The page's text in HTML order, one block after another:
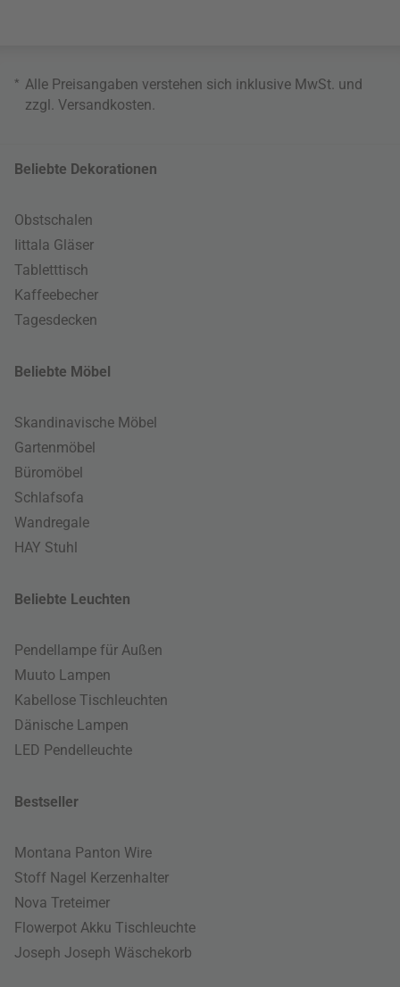
* Alle Preisangaben verstehen sich inklusive MwSt. und
zzgl. Versandkosten.
Beliebte Dekorationen
Obstschalen
Iittala Gläser
Tabletttisch
Kaffeebecher
Tagesdecken
Beliebte Möbel
Skandinavische Möbel
Gartenmöbel
Büromöbel
Schlafsofa
Wandregale
HAY Stuhl
Beliebte Leuchten
Pendellampe für Außen
Muuto Lampen
Kabellose Tischleuchten
Dänische Lampen
LED Pendelleuchte
Bestseller
Montana Panton Wire
Stoff Nagel Kerzenhalter
Nova Treteimer
Flowerpot Akku Tischleuchte
Joseph Joseph Wäschekorb